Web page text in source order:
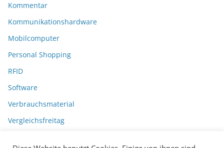
Kommentar
Kommunikationshardware
Mobilcomputer
Personal Shopping
RFID
Software
Verbrauchsmaterial
Vergleichsfreitag